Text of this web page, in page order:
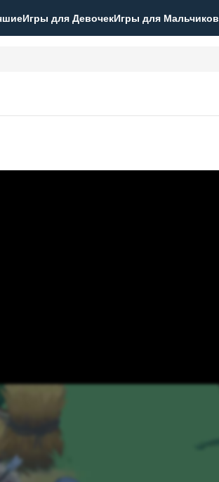
Игры для ДевочекИгры для Мальчиков